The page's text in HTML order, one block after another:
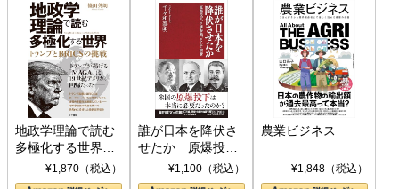
地政学理論で読む
多極化する世界：
トランプとBRICS
の挑戦
¥1,870（税込）
誰が日本を降伏さ
せたか 原爆投
下、ソ連参戦、そ
して聖断 (PHP新
¥1,100（税込）
農業ビジネス
¥1,848（税込）